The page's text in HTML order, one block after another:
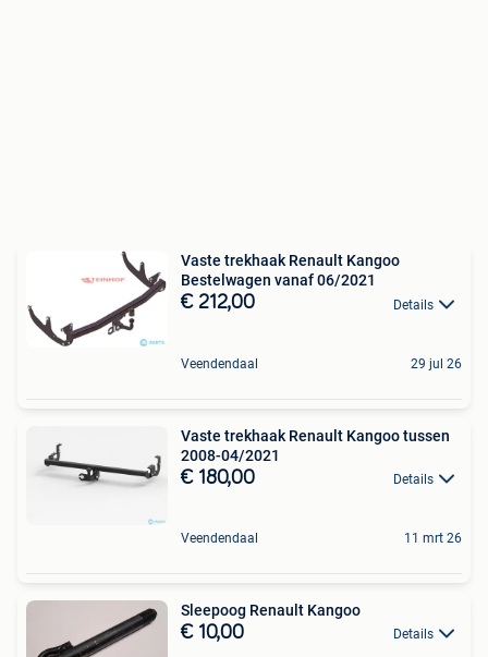
Vaste trekhaak Renault Kangoo
Bestelwagen vanaf 06/2021
€ 212,00 Details
Veendendaal 29 jul 26
Vaste trekhaak Renault Kangoo tussen
2008-04/2021
€ 180,00 Details
Veendendaal 11 mrt 26
Sleepoog Renault Kangoo
€ 10,00 Details